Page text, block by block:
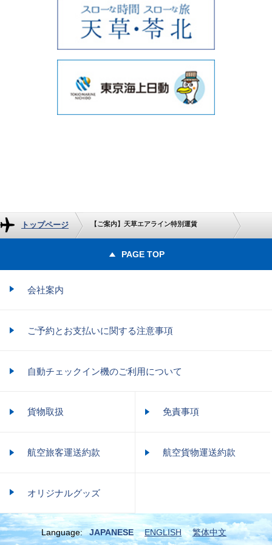
トップページ 【ご案内】天草エアライン特別運賃
PAGE TOP
会社案内
ご予約とお支払いに関する注意事項
自動チェックイン機のご利用について
貨物取扱 免責事項
航空旅客運送約款 航空貨物運送約款
オリジナルグッズ
Language: JAPANESE ENGLISH 繁体中文